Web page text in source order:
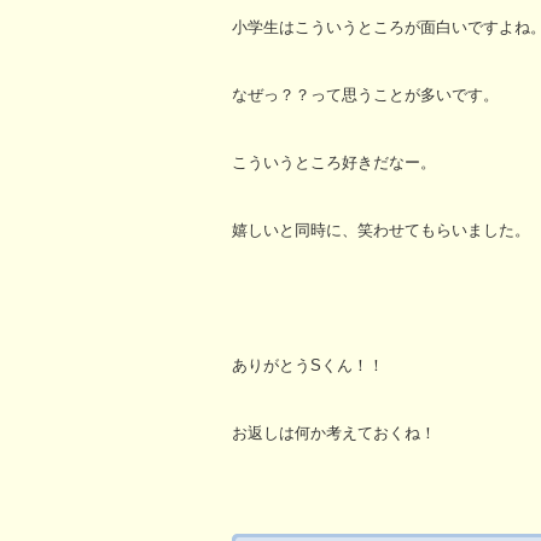
小学生はこういうところが面白いですよね
なぜっ？？って思うことが多いです。
こういうところ好きだなー。
嬉しいと同時に、笑わせてもらいました。
ありがとうSくん！！
お返しは何か考えておくね！